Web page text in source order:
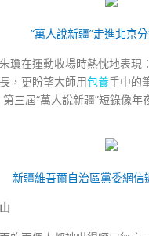
“萬人說新疆”走進北京
瓊在運動收場時熱忱地表現
，更盼望大師用包養手中的
三屆“萬人說新疆”短錄像
新疆維吾爾自治區黨委網信